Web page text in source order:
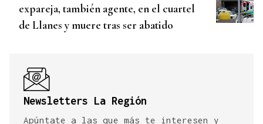
expareja, también agente, en el cuartel
de Llanes y muere tras ser abatido
Newsletters La Región
Apúntate a las que más te interesen y